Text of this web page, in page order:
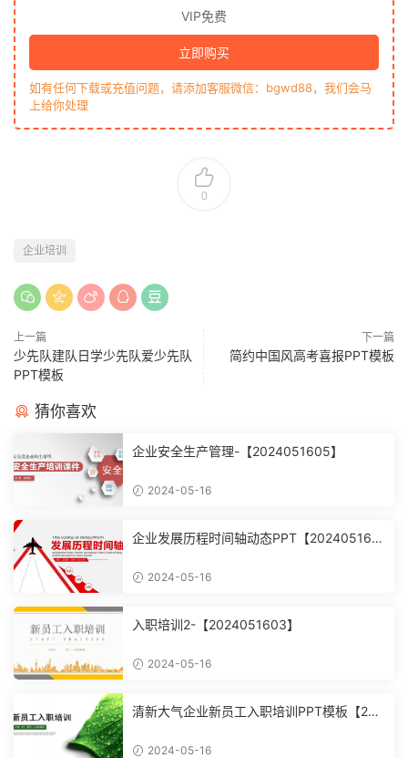
VIP免费
立即购买
如有任何下载或充值问题，请添加客服微信：bgwd88，我们会马
上给你处理
0
企业培训
上一篇
少先队建队日学少先队爱少先队
PPT模板
下一篇
简约中国风高考喜报PPT模板
猜你喜欢
企业安全生产管理-【2024051605】
2024-05-16
企业发展历程时间轴动态PPT【202405160
2024-05-16
入职培训2-【2024051603】
2024-05-16
清新大气企业新员工入职培训PPT模板【202
2024-05-16